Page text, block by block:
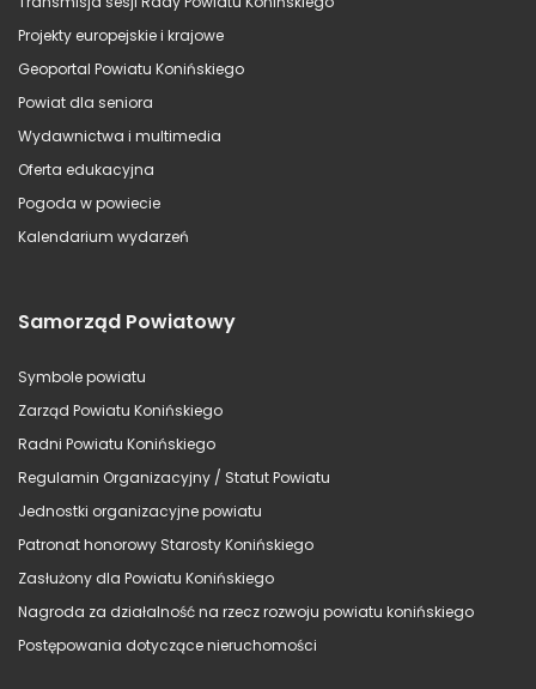
Projekty europejskie i krajowe
Geoportal Powiatu Konińskiego
Powiat dla seniora
Wydawnictwa i multimedia
Oferta edukacyjna
Pogoda w powiecie
Kalendarium wydarzeń
Samorząd Powiatowy
Symbole powiatu
Zarząd Powiatu Konińskiego
Radni Powiatu Konińskiego
Regulamin Organizacyjny / Statut Powiatu
Jednostki organizacyjne powiatu
Patronat honorowy Starosty Konińskiego
Zasłużony dla Powiatu Konińskiego
Nagroda za działalność na rzecz rozwoju powiatu konińskiego
Postępowania dotyczące nieruchomości